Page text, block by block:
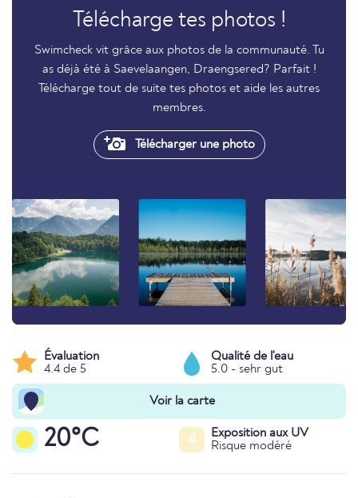
Télécharge tes photos !
Swimcheck vit grâce aux photos de la communauté. Tu
as déjà été à Saevelaangen, Draengsered? Parfait !
Télécharge tout de suite tes photos et aide les autres
membres.
Télécharger une photo
Évaluation
4.4 de 5
Qualité de l'eau
5.0 - sehr gut
Voir la carte
20°C 4
Exposition aux UV
Risque modéré